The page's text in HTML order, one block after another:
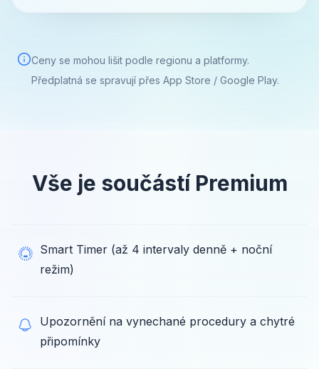
Ceny se mohou lišit podle regionu a platformy.
Předplatná se spravují přes App Store / Google Play.
Vše je součástí Premium
Smart Timer (až 4 intervaly denně + noční
režim)
Upozornění na vynechané procedury a chytré
připomínky